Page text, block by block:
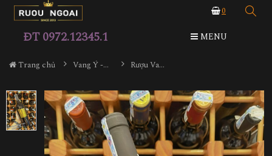
0
ĐT 0972.12345.1 MENU
Trang chủ Vang Ý - Italia Rượu Vang Uno Primitivo Riserva